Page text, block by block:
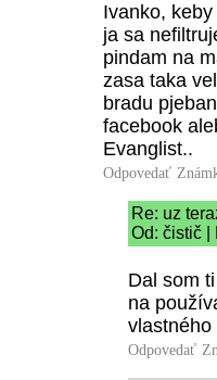
Ivanko,
ja sa
pindam na
zasa taka
bradu
facebook
Evanglist..
Odpovedať
Re: uz
Od: čistič |
Dal som
na
vlastného
Odpovedať